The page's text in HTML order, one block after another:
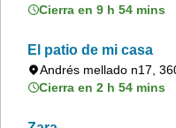
Cierra en 9 h 54 mins
El patio de mi casa
Andrés mellado n17,
Cierra en 2 h 54 mins